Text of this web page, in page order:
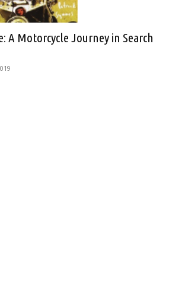
A Motorcycle Journey in Search